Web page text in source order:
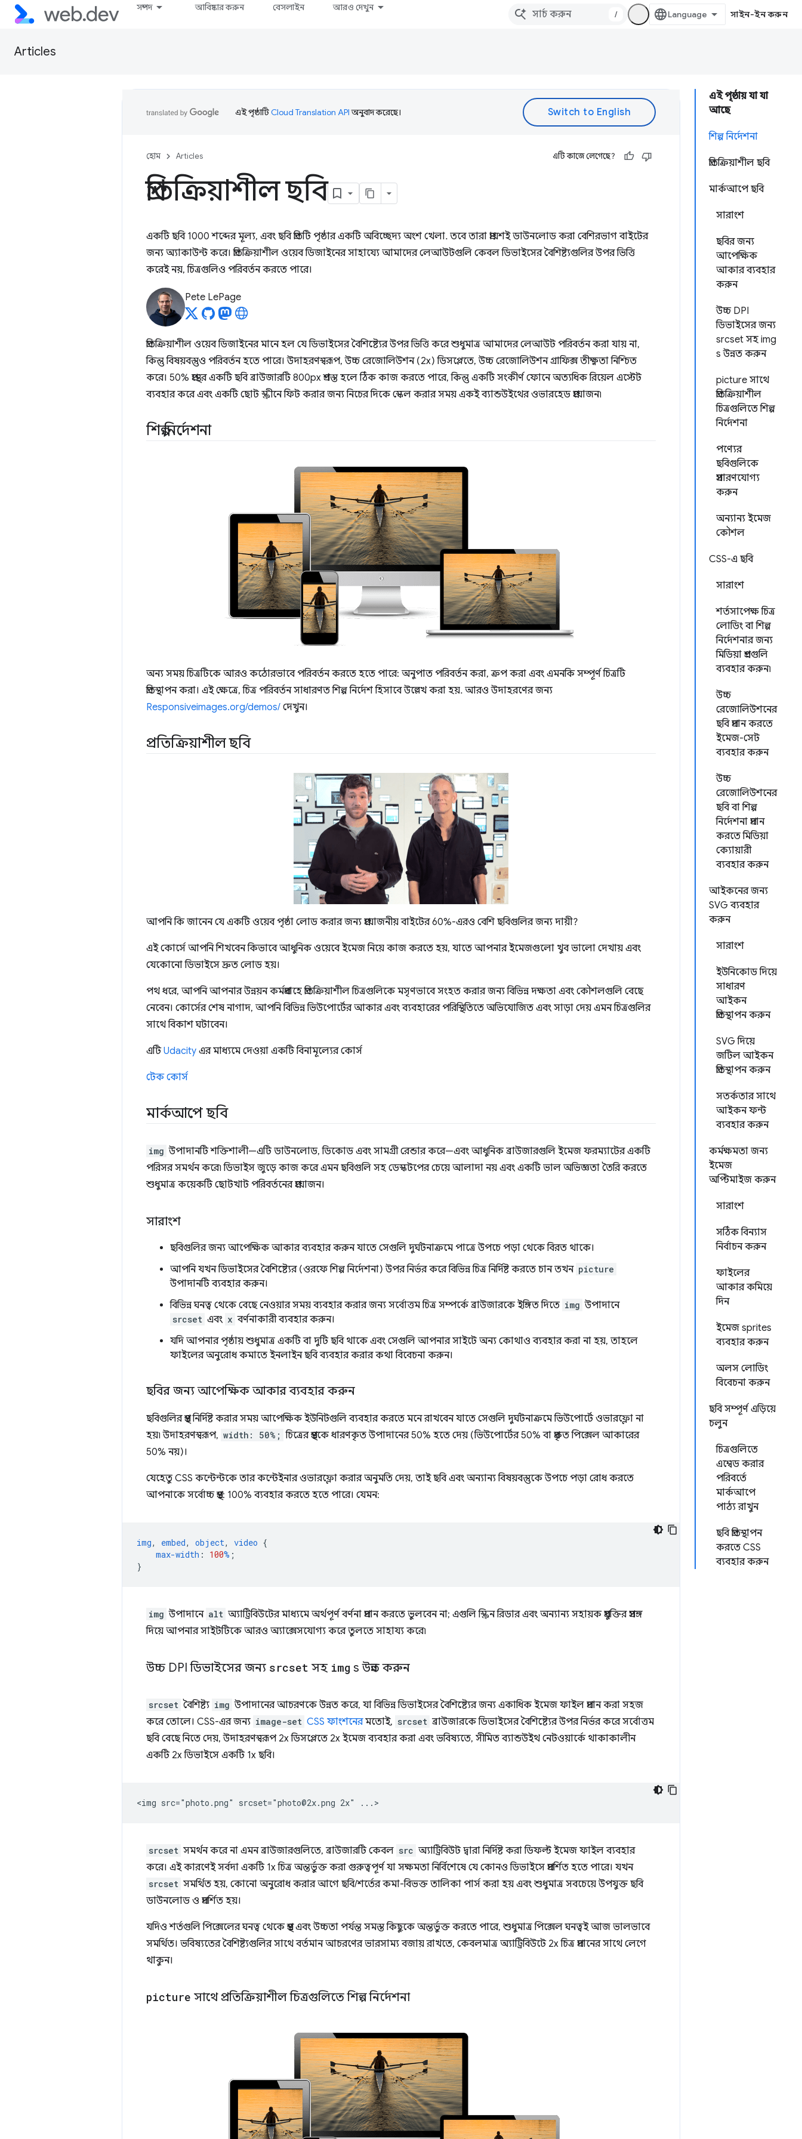
সম্পদ আবিষ্কার করুন বেসলাইন আরও দেখুন
/ সাইন-ইন করুন
Articles
এই পৃষ্ঠায় যা যা
আছে
শিল্প নির্দেশনা
প্রতিক্রিয়াশীল ছবি
মার্কআপে ছবি
সারাংশ
ছবির জন্য
আপেক্ষিক
আকার ব্যবহার
করুন
উচ্চ DPI
ডিভাইসের জন্য
srcset সহ img
s উন্নত করুন
picture সাথে
প্রতিক্রিয়াশীল
চিত্রগুলিতে শিল্প
নির্দেশনা
পণ্যের
ছবিগুলিকে
প্রসারণযোগ্য
করুন
অন্যান্য ইমেজ
কৌশল
CSS-এ ছবি
সারাংশ
শর্তসাপেক্ষ চিত্র
লোডিং বা শিল্প
নির্দেশনার জন্য
মিডিয়া প্রশ্নগুলি
ব্যবহার করুন৷
উচ্চ
রেজোলিউশনের
ছবি প্রদান করতে
ইমেজ-সেট
ব্যবহার করুন
উচ্চ
রেজোলিউশনের
ছবি বা শিল্প
নির্দেশনা প্রদান
করতে মিডিয়া
ক্যোয়ারী
ব্যবহার করুন
আইকনের জন্য
SVG ব্যবহার
করুন
সারাংশ
ইউনিকোড দিয়ে
সাধারণ
আইকন
প্রতিস্থাপন করুন
SVG দিয়ে
জটিল আইকন
প্রতিস্থাপন করুন
সতর্কতার সাথে
আইকন ফন্ট
ব্যবহার করুন
কর্মক্ষমতা জন্য
ইমেজ
অপ্টিমাইজ করুন
সারাংশ
সঠিক বিন্যাস
নির্বাচন করুন
ফাইলের
আকার কমিয়ে
দিন
ইমেজ sprites
ব্যবহার করুন
অলস লোডিং
বিবেচনা করুন
ছবি সম্পূর্ণ এড়িয়ে
চলুন
চিত্রগুলিতে
এম্বেড করার
পরিবর্তে
মার্কআপে
পাঠ্য রাখুন
ছবি প্রতিস্থাপন
করতে CSS
ব্যবহার করুন
এই পৃষ্ঠাটিCloud Translation APIঅনুবাদ করেছে।
হোম Articles এটি কাজে লেগেছে?
প্রতিক্রিয়াশীল ছবি
একটি ছবি 1000 শব্দের মূল্য, এবং ছবি প্রতিটি পৃষ্ঠার একটি অবিচ্ছেদ্য অংশ খেলা. তবে তারা প্রায়শই ডাউনলোড করা বেশিরভাগ বাইটের
জন্য অ্যাকাউন্ট করে। প্রতিক্রিয়াশীল ওয়েব ডিজাইনের সাহায্যে আমাদের লেআউটগুলি কেবল ডিভাইসের বৈশিষ্ট্যগুলির উপর ভিত্তি
করেই নয়, চিত্রগুলিও পরিবর্তন করতে পারে।
Pete LePage
প্রতিক্রিয়াশীল ওয়েব ডিজাইনের মানে হল যে ডিভাইসের বৈশিষ্ট্যের উপর ভিত্তি করে শুধুমাত্র আমাদের লেআউট পরিবর্তন করা যায় না,
কিন্তু বিষয়বস্তুও পরিবর্তন হতে পারে। উদাহরণস্বরূপ, উচ্চ রেজোলিউশন (2x) ডিসপ্লেতে, উচ্চ রেজোলিউশন গ্রাফিক্স তীক্ষ্ণতা নিশ্চিত
করে। 50% প্রস্থের একটি ছবি ব্রাউজারটি 800px প্রশস্ত হলে ঠিক কাজ করতে পারে, কিন্তু একটি সংকীর্ণ ফোনে অত্যধিক রিয়েল এস্টেট
ব্যবহার করে এবং একটি ছোট স্ক্রীনে ফিট করার জন্য নিচের দিকে স্কেল করার সময় একই ব্যান্ডউইথের ওভারহেড প্রয়োজন৷
শিল্প নির্দেশনা
অন্য সময় চিত্রটিকে আরও কঠোরভাবে পরিবর্তন করতে হতে পারে: অনুপাত পরিবর্তন করা, ক্রপ করা এবং এমনকি সম্পূর্ণ চিত্রটি
প্রতিস্থাপন করা। এই ক্ষেত্রে, চিত্র পরিবর্তন সাধারণত শিল্প নির্দেশ হিসাবে উল্লেখ করা হয়. আরও উদাহরণের জন্য
Responsiveimages.org/demos/ দেখুন।
প্রতিক্রিয়াশীল ছবি
আপনি কি জানেন যে একটি ওয়েব পৃষ্ঠা লোড করার জন্য প্রয়োজনীয় বাইটের 60%-এরও বেশি ছবিগুলির জন্য দায়ী?
এই কোর্সে আপনি শিখবেন কিভাবে আধুনিক ওয়েবে ইমেজ নিয়ে কাজ করতে হয়, যাতে আপনার ইমেজগুলো খুব ভালো দেখায় এবং
যেকোনো ডিভাইসে দ্রুত লোড হয়।
পথ ধরে, আপনি আপনার উন্নয়ন কর্মপ্রবাহে প্রতিক্রিয়াশীল চিত্রগুলিকে মসৃণভাবে সংহত করার জন্য বিভিন্ন দক্ষতা এবং কৌশলগুলি বেছে
নেবেন। কোর্সের শেষ নাগাদ, আপনি বিভিন্ন ভিউপোর্টের আকার এবং ব্যবহারের পরিস্থিতিতে অভিযোজিত এবং সাড়া দেয় এমন চিত্রগুলির
সাথে বিকাশ ঘটাবেন।
এটিUdacity এর মাধ্যমে দেওয়া একটি বিনামূল্যের কোর্স
টেক কোর্স
মার্কআপে ছবি
img উপাদানটি শক্তিশালী—এটি ডাউনলোড, ডিকোড এবং সামগ্রী রেন্ডার করে—এবং আধুনিক ব্রাউজারগুলি ইমেজ ফরম্যাটের একটি
পরিসর সমর্থন করে৷ ডিভাইস জুড়ে কাজ করে এমন ছবিগুলি সহ ডেস্কটপের চেয়ে আলাদা নয় এবং একটি ভাল অভিজ্ঞতা তৈরি করতে
শুধুমাত্র কয়েকটি ছোটখাট পরিবর্তনের প্রয়োজন।
সারাংশ
ছবিগুলির জন্য আপেক্ষিক আকার ব্যবহার করুন যাতে সেগুলি দুর্ঘটনাক্রমে পাত্রে উপচে পড়া থেকে বিরত থাকে।
আপনি যখন ডিভাইসের বৈশিষ্ট্যের (ওরফে শিল্প নির্দেশনা) উপর নির্ভর করে বিভিন্ন চিত্র নির্দিষ্ট করতে চান তখন picture
উপাদানটি ব্যবহার করুন।
বিভিন্ন ঘনত্ব থেকে বেছে নেওয়ার সময় ব্যবহার করার জন্য সর্বোত্তম চিত্র সম্পর্কে ব্রাউজারকে ইঙ্গিত দিতে img উপাদানে
srcset এবং x বর্ণনাকারী ব্যবহার করুন।
যদি আপনার পৃষ্ঠায় শুধুমাত্র একটি বা দুটি ছবি থাকে এবং সেগুলি আপনার সাইটে অন্য কোথাও ব্যবহার করা না হয়, তাহলে
ফাইলের অনুরোধ কমাতে ইনলাইন ছবি ব্যবহার করার কথা বিবেচনা করুন।
ছবির জন্য আপেক্ষিক আকার ব্যবহার করুন
ছবিগুলির প্রস্থ নির্দিষ্ট করার সময় আপেক্ষিক ইউনিটগুলি ব্যবহার করতে মনে রাখবেন যাতে সেগুলি দুর্ঘটনাক্রমে ভিউপোর্টে ওভারফ্লো না
হয়৷ উদাহরণস্বরূপ, width: 50%; চিত্রের প্রস্থকে ধারণকৃত উপাদানের 50% হতে দেয় (ভিউপোর্টের 50% বা প্রকৃত পিক্সেল আকারের
50% নয়)।
যেহেতু CSS কন্টেন্টকে তার কন্টেইনার ওভারফ্লো করার অনুমতি দেয়, তাই ছবি এবং অন্যান্য বিষয়বস্তুকে উপচে পড়া রোধ করতে
আপনাকে সর্বোচ্চ প্রস্থ: 100% ব্যবহার করতে হতে পারে। যেমন:
img, embed, object, video {
max-width : 100% ;
}
img উপাদানে alt অ্যাট্রিবিউটের মাধ্যমে অর্থপূর্ণ বর্ণনা প্রদান করতে ভুলবেন না; এগুলি স্ক্রিন রিডার এবং অন্যান্য সহায়ক প্রযুক্তির প্রসঙ্গ
দিয়ে আপনার সাইটটিকে আরও অ্যাক্সেসযোগ্য করে তুলতে সাহায্য করে৷
উচ্চ DPI ডিভাইসের জন্য srcset সহ img s উন্নত করুন
srcset বৈশিষ্ট্য img উপাদানের আচরণকে উন্নত করে, যা বিভিন্ন ডিভাইসের বৈশিষ্ট্যের জন্য একাধিক ইমেজ ফাইল প্রদান করা সহজ
করে তোলে। CSS-এর জন্য image-set CSS ফাংশনেরমতোই, srcset ব্রাউজারকে ডিভাইসের বৈশিষ্ট্যের উপর নির্ভর করে সর্বোত্তম
ছবি বেছে নিতে দেয়, উদাহরণস্বরূপ 2x ডিসপ্লেতে 2x ইমেজ ব্যবহার করা এবং ভবিষ্যতে, সীমিত ব্যান্ডউইথ নেটওয়ার্কে থাকাকালীন
একটি 2x ডিভাইসে একটি 1x ছবি।
srcset সমর্থন করে না এমন ব্রাউজারগুলিতে, ব্রাউজারটি কেবল src অ্যাট্রিবিউট দ্বারা নির্দিষ্ট করা ডিফল্ট ইমেজ ফাইল ব্যবহার
করে। এই কারণেই সর্বদা একটি 1x চিত্র অন্তর্ভুক্ত করা গুরুত্বপূর্ণ যা সক্ষমতা নির্বিশেষে যে কোনও ডিভাইসে প্রদর্শিত হতে পারে। যখন
srcset সমর্থিত হয়, কোনো অনুরোধ করার আগে ছবি/শর্তের কমা-বিভক্ত তালিকা পার্স করা হয় এবং শুধুমাত্র সবচেয়ে উপযুক্ত ছবি
ডাউনলোড ও প্রদর্শিত হয়।
যদিও শর্তগুলি পিক্সেলের ঘনত্ব থেকে প্রস্থ এবং উচ্চতা পর্যন্ত সমস্ত কিছুকে অন্তর্ভুক্ত করতে পারে, শুধুমাত্র পিক্সেল ঘনত্বই আজ ভালভাবে
সমর্থিত। ভবিষ্যতের বৈশিষ্ট্যগুলির সাথে বর্তমান আচরণের ভারসাম্য বজায় রাখতে, কেবলমাত্র অ্যাট্রিবিউটে 2x চিত্র প্রদানের সাথে লেগে
থাকুন।
picture সাথে প্রতিক্রিয়াশীল চিত্রগুলিতে শিল্প নির্দেশনা